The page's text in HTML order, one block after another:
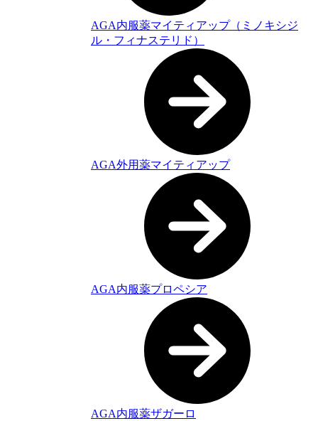
AGA内服薬マイティアップ（ミノキシジ
ル・フィナステリド）
AGA外用薬マイティアップ
AGA内服薬プロペシア
AGA内服薬ザガーロ